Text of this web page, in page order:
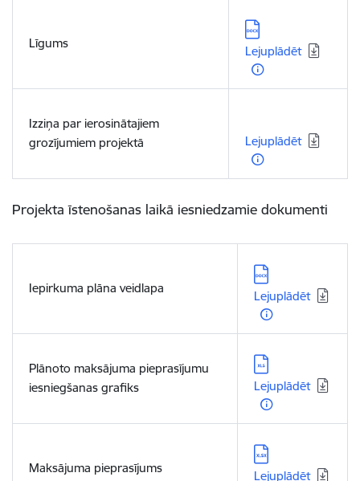
Līgums
Lejupielādēt:
Lejuplādēt
Izziņa par ierosinātajiem
grozījumiem projektā
Lejuplādēt
Projekta īstenošanas laikā iesniedzamie dokumenti
Iepirkuma plāna veidlapa
Lejupielādēt:
Lejuplādēt
Plānoto maksājuma pieprasījumu
iesniegšanas grafiks
Lejupielādēt:
Lejuplādēt
Maksājuma pieprasījums
Lejupielādēt:
Lejuplādēt